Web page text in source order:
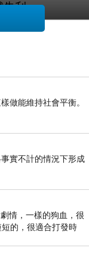
失利，
數個小時來教
牌；
涵。
有教無類」之
務教育，
做能維持社會平衡。
實不計的情況下形成
情，一樣的狗血，很
的，很適合打發時